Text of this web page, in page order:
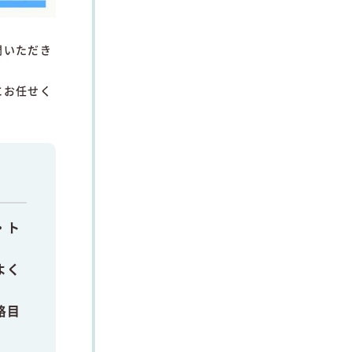
ただき
任せく
ト
く
目